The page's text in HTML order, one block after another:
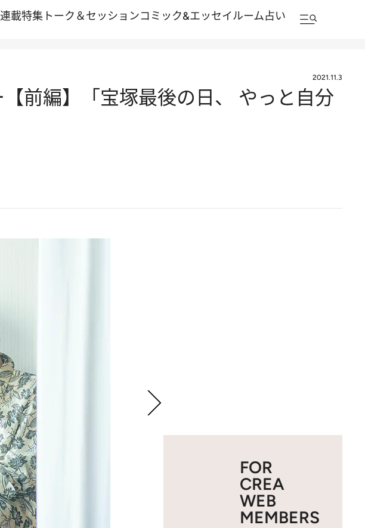
連載特集 トーク＆セッションコミック&エッセイルーム占い
2021.11.3
前編】「宝塚最後の日、 やっと自分
FOR
CREA
WEB
MEMBERS